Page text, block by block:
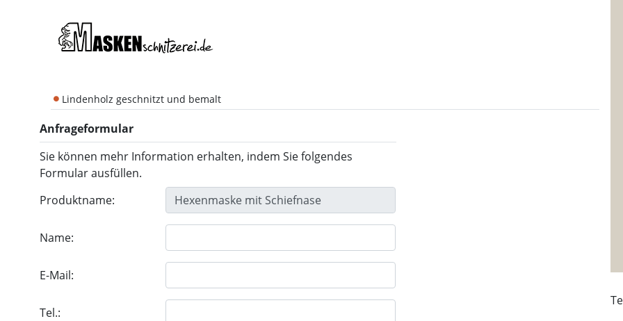
Lindenholz geschnitzt und bemalt
Anfrageformular
Sie können mehr Information erhalten, indem Sie folgendes
Formular ausfüllen.
Produktname:
Name:
E-Mail:
Tel.: